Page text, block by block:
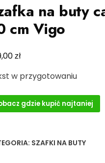
na buty
cm Vigo
zł
w przygotowaniu
gdzie kupić najtaniej
SZAFKI NA BUTY